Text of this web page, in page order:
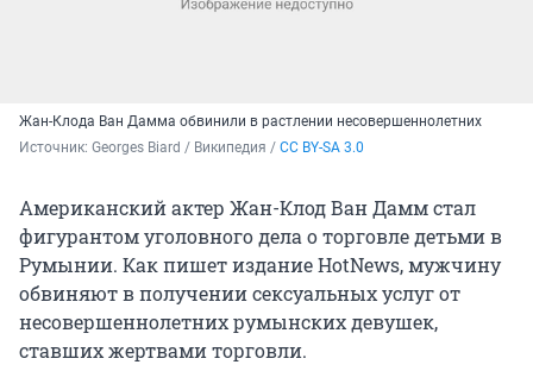
Жан-Клода Ван Дамма обвинили в растлении несовершеннолетних
Источник: Georges Biard / Википедия / CC BY-SA 3.0
Американский актер Жан-Клод Ван Дамм стал
фигурантом уголовного дела о торговле детьми в
Румынии. Как пишет издание HotNews, мужчину
обвиняют в получении сексуальных услуг от
несовершеннолетних румынских девушек,
ставших жертвами торговли.